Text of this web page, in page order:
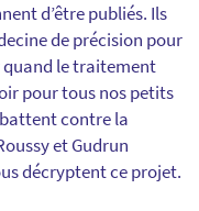
d’être publiés. Ils
de précision pour
quand le traitement
pour tous nos petits
contre la
et Gudrun
décryptent ce projet.